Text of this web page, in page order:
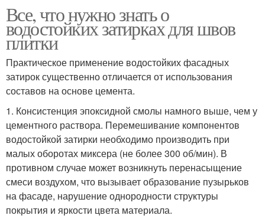
Все, что нужно знать о
водостойких затирках для швов
плитки
Практическое применение водостойких фасадных
затирок существенно отличается от использования
составов на основе цемента.
1. Консистенция эпоксидной смолы намного выше, чем у
цементного раствора. Перемешивание компонентов
водостойкой затирки необходимо производить при
малых оборотах миксера (не более 300 об/мин). В
противном случае может возникнуть перенасыщение
смеси воздухом, что вызывает образование пузырьков
на фасаде, нарушение однородности структуры
покрытия и яркости цвета материала.